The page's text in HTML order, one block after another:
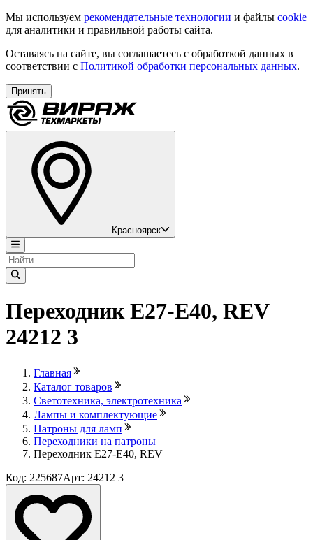
Мы используем рекомендательные технологии и файлы cookie
для аналитики и правильной работы сайта.
Оставаясь на сайте, вы соглашаетесь с обработкой данных в
соответствии с Политикой обработки персональных данных.
Принять
Красноярск
Переходник E27-E40, REV
24212 3
Главная
Каталог товаров
Светотехника, электротехника
Лампы и комплектующие
Патроны для ламп
Переходники на патроны
Переходник E27-E40, REV
Код: 225687Арт: 24212 3